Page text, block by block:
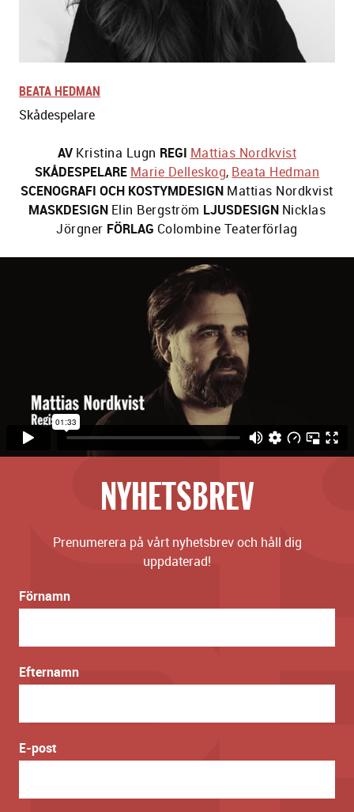
BEATA HEDMAN
Skådespelare
AV Kristina Lugn REGI Mattias Nordkvist
SKÅDESPELARE Marie Delleskog, Beata Hedman
SCENOGRAFI OCH KOSTYMDESIGN Mattias Nordkvist
MASKDESIGN Elin Bergström LJUSDESIGN Nicklas
Jörgner FÖRLAG Colombine Teaterförlag
NYHETSBREV
Prenumerera på vårt nyhetsbrev och håll dig
uppdaterad!
Förnamn
Efternamn
E-post